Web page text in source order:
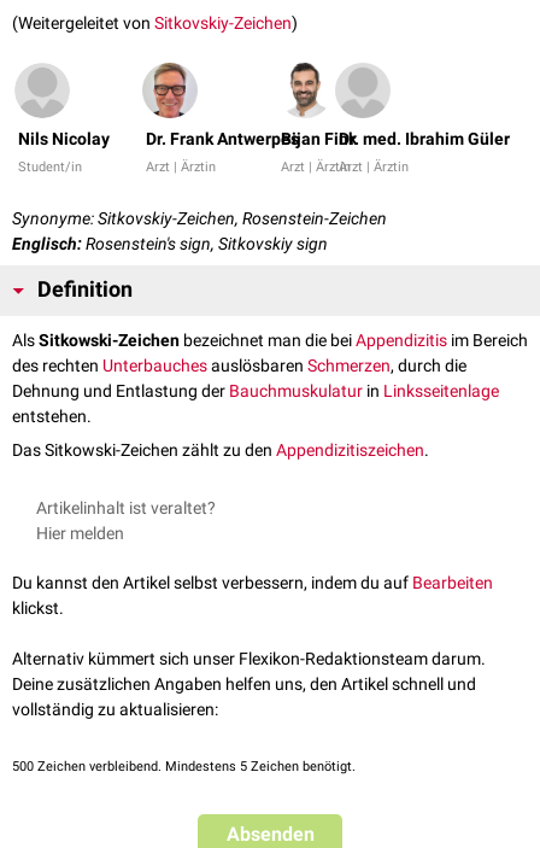
(Weitergeleitet von Sitkovskiy-Zeichen)
Nils Nicolay
Student/in
Dr. Frank Antwerpes
Arzt | Ärztin
Bijan Fink
Arzt | Ärztin
Dr. med. Ibrahim Güler
Arzt | Ärztin
Synonyme: Sitkovskiy-Zeichen, Rosenstein-Zeichen
Englisch:Rosenstein's sign, Sitkovskiy sign
Definition
AlsSitkowski-Zeichen bezeichnet man die beiAppendizitis im Bereich
des rechten Unterbauchesauslösbaren Schmerzen, durch die
Dehnung und Entlastung der Bauchmuskulatur in Linksseitenlage
entstehen.
Das Sitkowski-Zeichen zählt zu den Appendizitiszeichen.
Artikelinhalt ist veraltet?
Hier melden
Du kannst den Artikel selbst verbessern, indem du auf Bearbeiten
klickst.
Alternativ kümmert sich unser Flexikon-Redaktionsteam darum.
Deine zusätzlichen Angaben helfen uns, den Artikel schnell und
vollständig zu aktualisieren:
500 Zeichen verbleibend. Mindestens 5 Zeichen benötigt.
Absenden